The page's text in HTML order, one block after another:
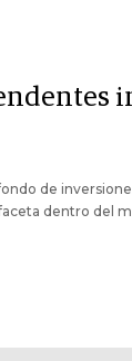
de
dentro del